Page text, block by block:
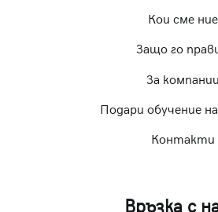
Кои сме ние
Защо го
За компании
Подари обучение
Контакти
Връзка с